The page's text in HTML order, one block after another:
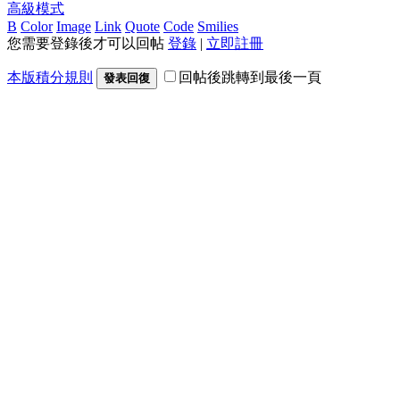
高級模式
B Color Image Link Quote Code Smilies
您需要登錄後才可以回帖 登錄 | 立即註冊
本版積分規則 發表回復 回帖後跳轉到最後一頁